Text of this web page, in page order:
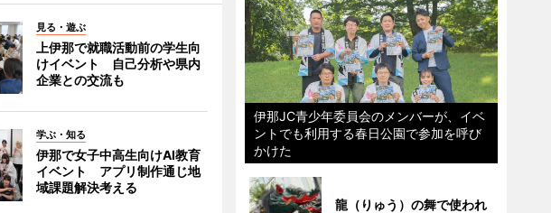
見る・遊ぶ
上伊那で就職活動前の学生向
けイベント 自己分析や県内
企業との交流も
学ぶ・知る
伊那で女子中高生向けAI教育
イベント アプリ制作通じ地
域課題解決考える
伊那JC青少年委員会のメンバーが、イベ
ントでも利用する春日公園で参加を呼び
かけた
龍（りゅう）の舞で使われ